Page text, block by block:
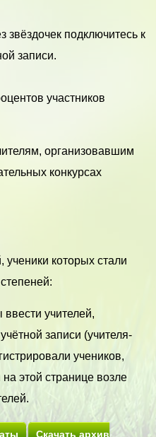
подключитесь к
записи.
участников
организовавшим
конкурсах
ученики которых стали
учителей,
записи (учителя-
учеников,
на этой странице возле
Скачать архив